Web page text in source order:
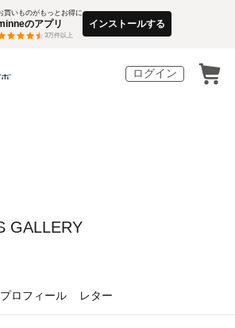
買いものがもっとお得に
のアプリ
3万件以上
インストールする
ログイン
GALLERY
プロフィール レター